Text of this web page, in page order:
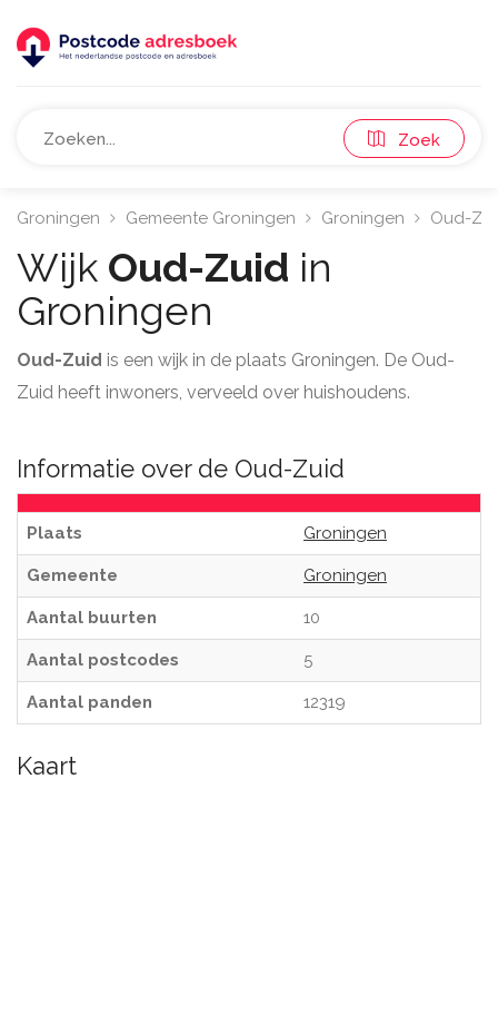
Zoek
Groningen Gemeente Groningen Groningen Oud-
Wijk Oud-Zuid in
Groningen
Oud-Zuid is een wijk in de plaats Groningen. De Oud-
Zuid heeft inwoners, verveeld over huishoudens.
Informatie over de Oud-Zuid
Plaats Groningen
Gemeente Groningen
Aantal buurten 10
Aantal postcodes 5
Aantal panden 12319
Kaart